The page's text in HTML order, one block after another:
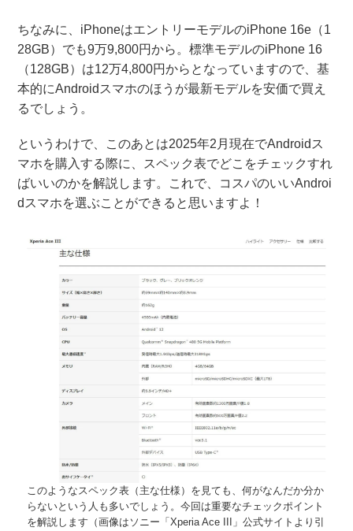
ちなみに、iPhoneはエントリーモデルのiPhone 16e（1
28GB）でも9万9,800円から。標準モデルのiPhone 16
（128GB）は12万4,800円からとなっていますので、基
本的にAndroidスマホのほうが最新モデルを安価で買え
るでしょう。
というわけで、このあとは2025年2月現在でAndroidス
マホを購入する際に、スペック表でどこをチェックすれ
ばいいのかを解説します。これで、コスパのいいAndroi
dスマホを選ぶことができると思いますよ！
このようなスペック表（主な仕様）を見ても、何がなんだか分か
らないという人も多いでしょう。今回は重要なチェックポイント
を解説します（画像はソニー「Xperia Ace III」公式サイトより引